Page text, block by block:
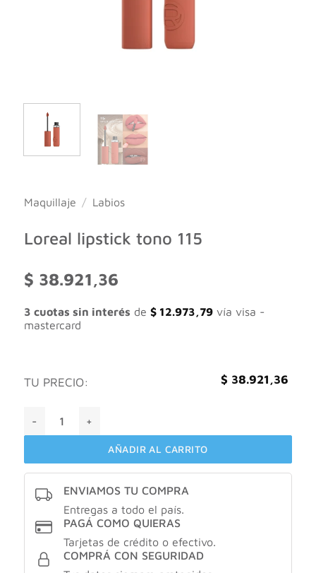
Maquillaje / Labios
Loreal lipstick tono 115
$ 38.921,36
3 cuotas sin interés de $12.973,79vía visa -
mastercard
TU PRECIO: $ 38.921,36
AÑADIR AL CARRITO
ENVIAMOS TU COMPRA
Entregas a todo el país.
PAGÁ COMO QUIERAS
Tarjetas de crédito o efectivo.
COMPRÁ CON SEGURIDAD